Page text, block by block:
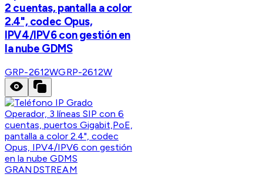
2 cuentas, pantalla a color
2.4", codec Opus,
IPV4/IPV6 con gestión en
la nube GDMS
GRP-2612WGRP-2612W
GRANDSTREAM